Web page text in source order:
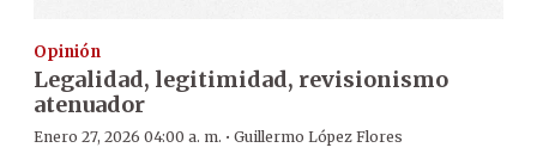
Opinión
Legalidad, legitimidad, revisionismo
atenuador
Enero 27, 2026 04:00 a. m. · Guillermo López Flores